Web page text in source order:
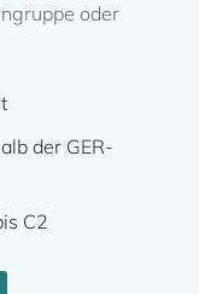
oder
der GER-
C2